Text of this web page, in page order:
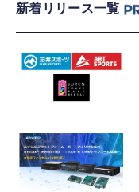
新着リリース一覧